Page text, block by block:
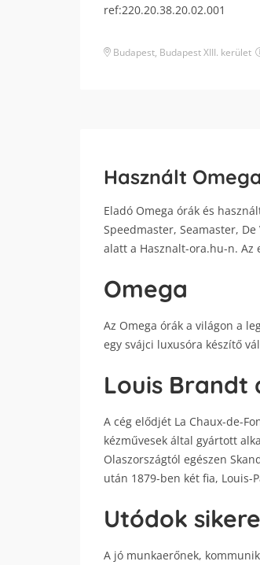
ref:220.20.38.20.02.001
Budapest, Budapest XIII. kerület
Használt
Eladó Omega órák és
Speedmaster, Seamaster,
alatt a Hasznalt-ora.hu-n.
Omega
Az Omega órák a világon a
egy svájci luxusóra készítő
Louis Brandt
A cég elődjét La Chaux-de-
kézművesek által gyártott
Olaszországtól egészen
után 1879-ben két fia, Louis-
Utódok
A jó munkaerőnek,